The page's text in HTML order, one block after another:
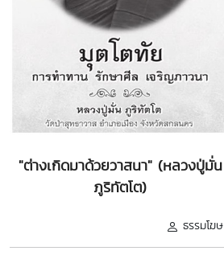
"ต่างเกิดมาด้วยวาสนา" (หลวงปู่มั่น
ภูริทัตโต)
ธรรมโฆษ